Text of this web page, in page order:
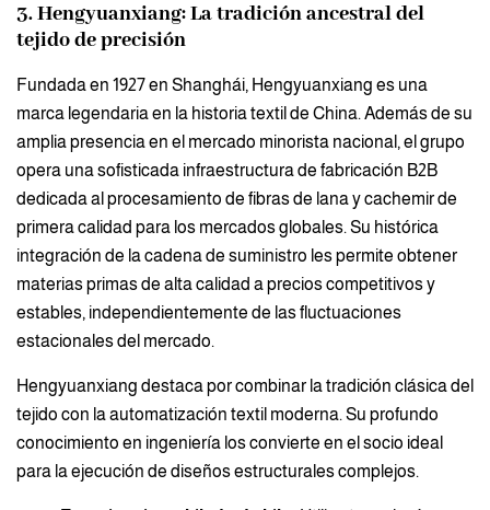
3. Hengyuanxiang: La tradición ancestral del
tejido de precisión
Fundada en 1927 en Shanghái, Hengyuanxiang es una
marca legendaria en la historia textil de China. Además de su
amplia presencia en el mercado minorista nacional, el grupo
opera una sofisticada infraestructura de fabricación B2B
dedicada al procesamiento de fibras de lana y cachemir de
primera calidad para los mercados globales. Su histórica
integración de la cadena de suministro les permite obtener
materias primas de alta calidad a precios competitivos y
estables, independientemente de las fluctuaciones
estacionales del mercado.
Hengyuanxiang destaca por combinar la tradición clásica del
tejido con la automatización textil moderna. Su profundo
conocimiento en ingeniería los convierte en el socio ideal
para la ejecución de diseños estructurales complejos.